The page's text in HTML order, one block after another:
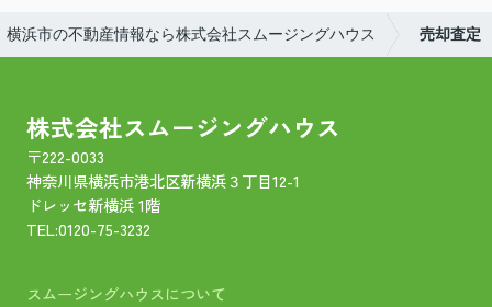
横浜市の不動産情報なら株式会社スムージングハウス 売却査定
株式会社スムージングハウス
〒222-0033
神奈川県横浜市港北区新横浜３丁目12-1
ドレッセ新横浜 1階
TEL:0120-75-3232
スムージングハウスについて